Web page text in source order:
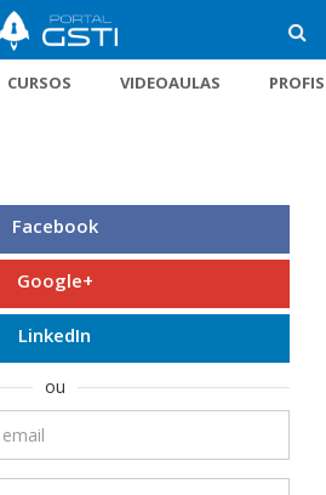
CURSOS VIDEOAULAS
Facebook
Google+
LinkedIn
ou